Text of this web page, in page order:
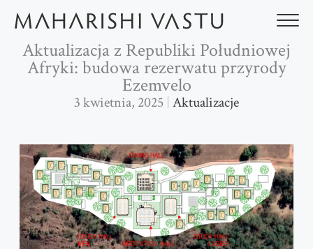
Aktualizacja z Republiki Południowej
Afryki: budowa rezerwatu przyrody
Ezemvelo
3 kwietnia, 2025 Aktualizacje